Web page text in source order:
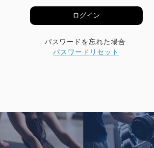
パスワードを忘れた場合
パスワードリセット